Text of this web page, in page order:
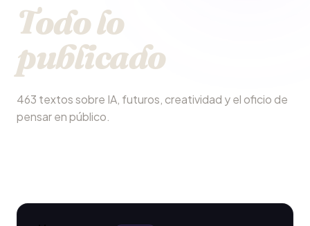
Todo lo
publicado
463 textos sobre IA, futuros, creatividad y el oficio de
pensar en público.